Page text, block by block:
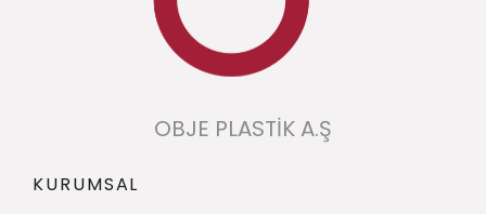
OBJE PLASTİK A.Ş
KURUMSAL